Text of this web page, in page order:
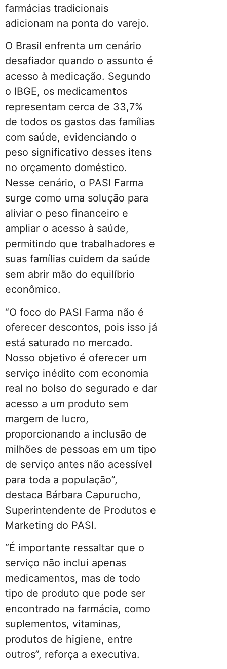
farmácias tradicionais
adicionam na ponta do varejo.
O Brasil enfrenta um cenário
desafiador quando o assunto é
acesso à medicação. Segundo
o IBGE, os medicamentos
representam cerca de 33,7%
de todos os gastos das famílias
com saúde, evidenciando o
peso significativo desses itens
no orçamento doméstico.
Nesse cenário, o PASI Farma
surge como uma solução para
aliviar o peso financeiro e
ampliar o acesso à saúde,
permitindo que trabalhadores e
suas famílias cuidem da saúde
sem abrir mão do equilíbrio
econômico.
“O foco do PASI Farma não é
oferecer descontos, pois isso já
está saturado no mercado.
Nosso objetivo é oferecer um
serviço inédito com economia
real no bolso do segurado e dar
acesso a um produto sem
margem de lucro,
proporcionando a inclusão de
milhões de pessoas em um tipo
de serviço antes não acessível
para toda a população”,
destaca Bárbara Capurucho,
Superintendente de Produtos e
Marketing do PASI.
“É importante ressaltar que o
serviço não inclui apenas
medicamentos, mas de todo
tipo de produto que pode ser
encontrado na farmácia, como
suplementos, vitaminas,
produtos de higiene, entre
outros”, reforça a executiva.